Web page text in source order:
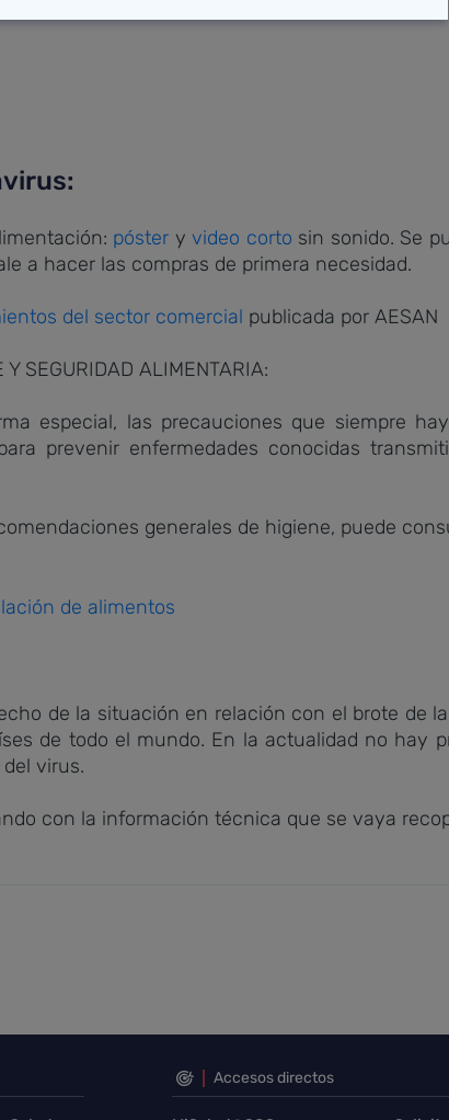
póster yvideo corto sin sonido. Se
a hacer las compras de primera necesidad.
del sector comercial publicada por AESAN
SEGURIDAD ALIMENTARIA:
especial, las precauciones que siempre
prevenir enfermedades conocidas
generales de higiene, puede
de alimentos
de la situación en relación con el brote de la
de todo el mundo. En la actualidad no hay
virus.
con la información técnica que se vaya
Accesos directos